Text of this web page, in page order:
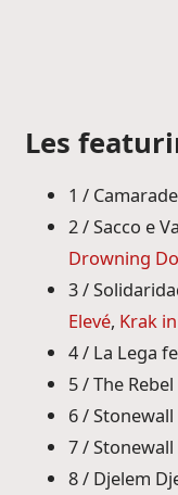
Les
1 / Camarade
2 / Sacco e
Drowning
3 /
Elevé, Krak
4 / La Lega
5 / The
6 / Stonewall
7 /
8 / Djelem